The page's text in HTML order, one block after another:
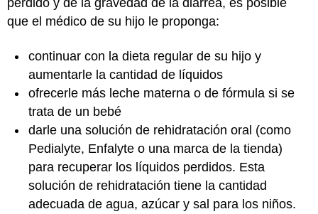
perdido y de la gravedad de la diarrea, es posible
que el médico de su hijo le proponga:
continuar con la dieta regular de su hijo y
aumentarle la cantidad de líquidos
ofrecerle más leche materna o de fórmula si se
trata de un bebé
darle una solución de rehidratación oral (como
Pedialyte, Enfalyte o una marca de la tienda)
para recuperar los líquidos perdidos. Esta
solución de rehidratación tiene la cantidad
adecuada de agua, azúcar y sal para los niños.